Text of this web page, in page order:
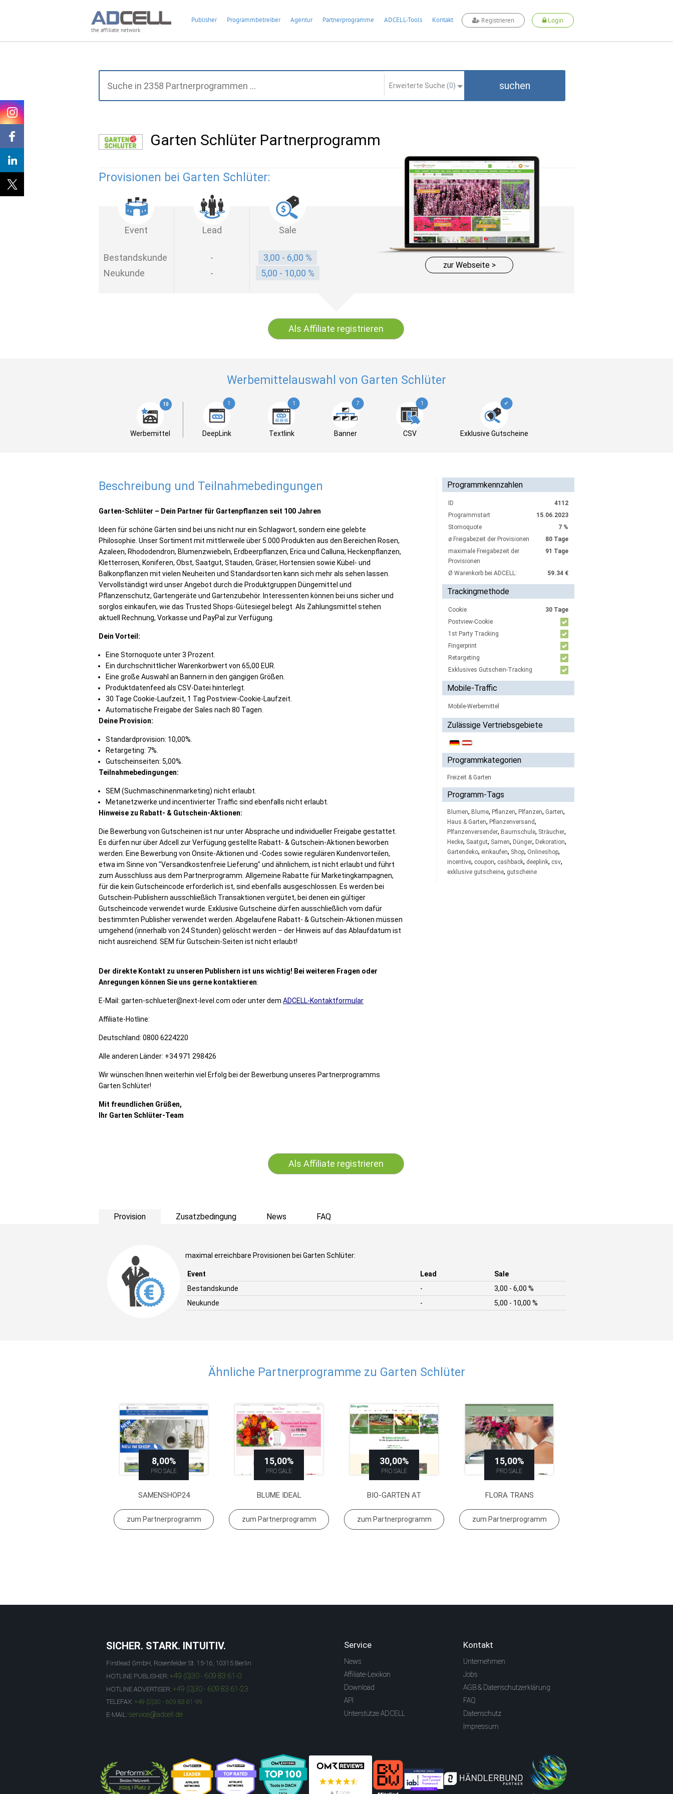
the affiliate network
Publisher Programmbetreiber Agentur Partnerprogramme ADCELL-Tools Kontakt Registrieren Login
Erweiterte Suche (0) suchen
Garten Schlüter Partnerprogramm
Provisionen bei Garten Schlüter:
Event Lead Sale
Bestandskunde -
3,00 - 6,00 %
Neukunde
- 5,00 - 10,00 %
zur Webseite >
Als Affiliate registrieren
Werbemittelauswahl von Garten Schlüter
10
Werbemittel
1
DeepLink
1
Textlink
7
Banner
1
CSV
✔
Exklusive Gutscheine
Beschreibung und Teilnahmebedingungen
Garten-Schlüter – Dein Partner für Gartenpflanzen seit 100 Jahren
Ideen für schöne Gärten sind bei uns nicht nur ein Schlagwort, sondern eine gelebte
Philosophie. Unser Sortiment mit mittlerweile über 5.000 Produkten aus den Bereichen Rosen,
Azaleen, Rhododendron, Blumenzwiebeln, Erdbeerpflanzen, Erica und Calluna, Heckenpflanzen,
Kletterrosen, Koniferen, Obst, Saatgut, Stauden, Gräser, Hortensien sowie Kübel- und
Balkonpflanzen mit vielen Neuheiten und Standardsorten kann sich mehr als sehen lassen.
Vervollständigt wird unser Angebot durch die Produktgruppen Düngemittel und
Pflanzenschutz, Gartengeräte und Gartenzubehör. Interessenten können bei uns sicher und
sorglos einkaufen, wie das Trusted Shops-Gütesiegel belegt. Als Zahlungsmittel stehen
aktuell Rechnung, Vorkasse und PayPal zur Verfügung.
Dein Vorteil:
Eine Stornoquote unter 3 Prozent.
Ein durchschnittlicher Warenkorbwert von 65,00 EUR.
Eine große Auswahl an Bannern in den gängigen Größen.
Produktdatenfeed als CSV-Datei hinterlegt.
30 Tage Cookie-Laufzeit, 1 Tag Postview-Cookie-Laufzeit.
Automatische Freigabe der Sales nach 80 Tagen.
Deine Provision:
Standardprovision: 10,00%.
Retargeting: 7%.
Gutscheinseiten: 5,00%.
Teilnahmebedingungen:
SEM (Suchmaschinenmarketing) nicht erlaubt.
Metanetzwerke und incentivierter Traffic sind ebenfalls nicht erlaubt.
Hinweise zu Rabatt- & Gutschein-Aktionen:
Die Bewerbung von Gutscheinen ist nur unter Absprache und individueller Freigabe gestattet.
Es dürfen nur über Adcell zur Verfügung gestellte Rabatt- & Gutschein-Aktionen beworben
werden. Eine Bewerbung von Onsite-Aktionen und -Codes sowie regulären Kundenvorteilen,
etwa im Sinne von "Versandkostenfreie Lieferung" und ähnlichem, ist nicht erlaubt und führt
zum Ausschluss aus dem Partnerprogramm. Allgemeine Rabatte für Marketingkampagnen,
für die kein Gutscheincode erforderlich ist, sind ebenfalls ausgeschlossen. Es werden bei
Gutschein-Publishern ausschließlich Transaktionen vergütet, bei denen ein gültiger
Gutscheincode verwendet wurde. Exklusive Gutscheine dürfen ausschließlich vom dafür
bestimmten Publisher verwendet werden. Abgelaufene Rabatt- & Gutschein-Aktionen müssen
umgehend (innerhalb von 24 Stunden) gelöscht werden – der Hinweis auf das Ablaufdatum ist
nicht ausreichend. SEM für Gutschein-Seiten ist nicht erlaubt!
Der direkte Kontakt zu unseren Publishern ist uns wichtig! Bei weiteren Fragen oder
Anregungen können Sie uns gerne kontaktieren:
E-Mail: garten-schlueter@next-level.com oder unter dem ADCELL-Kontaktformular
Affiliate-Hotline:
Deutschland: 0800 6224220
Alle anderen Länder: +34 971 298426
Wir wünschen Ihnen weiterhin viel Erfolg bei der Bewerbung unseres Partnerprogramms
Garten Schlüter!
Mit freundlichen Grüßen,
Ihr Garten Schlüter-Team
Programmkennzahlen
ID
4112
Programmstart
15.06.2023
Stornoquote
7 %
ø Freigabezeit der Provisionen
80 Tage
maximale Freigabezeit der
Provisionen
91 Tage
Ø Warenkorb bei ADCELL: 59.34 €
Trackingmethode
Cookie
30 Tage
Postview-Cookie
1st Party Tracking
Fingerprint
Retargeting
Exklusives Gutschein-Tracking
Mobile-Traffic
Mobile-Werbemittel
Zulässige Vertriebsgebiete
Programmkategorien
Freizeit & Garten
Programm-Tags
Blumen, Blume, Pflanzen, Plfanzen, Garten,
Haus & Garten, Pflanzenversand,
Plfanzenversender, Baumschule, Sträucher,
Hecke, Saatgut, Samen, Dünger, Dekoration,
Gartendeko, einkaufen, Shop, Onlineshop,
incentive, coupon, cashback, deeplink, csv,
exklusive gutscheine, gutscheine
Als Affiliate registrieren
Provision Zusatzbedingung News FAQ
maximal erreichbare Provisionen bei Garten Schlüter:
Event Lead
Sale
Bestandskunde
-
3,00 - 6,00 %
Neukunde
- 5,00 - 10,00 %
Ähnliche Partnerprogramme zu Garten Schlüter
8,00%
PRO SALE
SAMENSHOP24
zum Partnerprogramm
15,00%
PRO SALE
BLUME IDEAL
zum Partnerprogramm
30,00%
PRO SALE
BIO-GARTEN AT
zum Partnerprogramm
15,00%
PRO SALE
FLORA TRANS
zum Partnerprogramm
SICHER. STARK. INTUITIV.
Firstlead GmbH, Rosenfelder St. 15-16, 10315 Berlin
HOTLINE PUBLISHER: +49 (0)30 - 609 83 61-0
HOTLINE ADVERTISER: +49 (0)30 - 609 83 61-23
TELEFAX: +49 (0)30 - 609 83 61-99
E-MAIL: service@adcell.de
Service
News
Affiliate-Lexikon
Download
API
Unterstütze ADCELL
Kontakt
Unternehmen
Jobs
AGB & Datenschutzerklärung
FAQ
Datenschutz
Impressum